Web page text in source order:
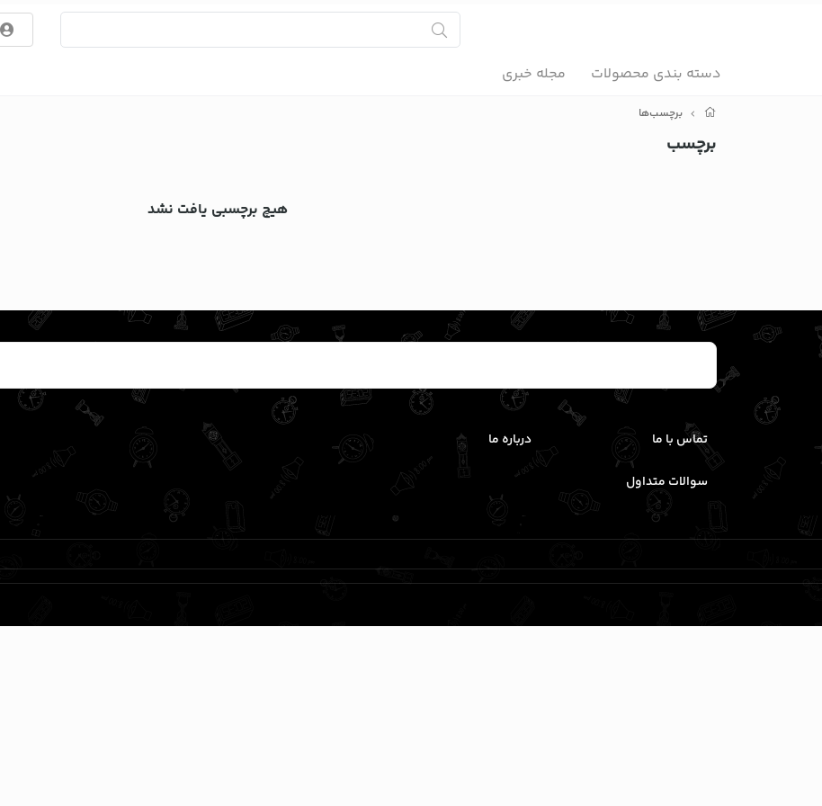
دسته بندی محصولات مجله خبری
برچسب‌ها
برچسب
هیچ برچسبی یافت نشد
تماس با ما درباره ما
سوالات متداول